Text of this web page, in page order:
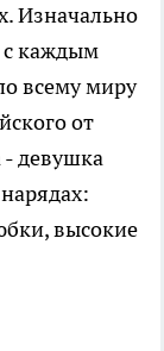
Изначально
с каждым
всему миру
от
девушка
высокие